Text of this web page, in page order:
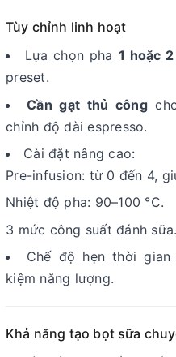
Tùy chỉnh linh hoạt
Lựa chọn pha 1 hoặc
preset.
Cần gạt thủ công
chỉnh độ dài espresso.
Cài đặt nâng cao:
Pre-infusion: từ 0 đến 4,
Nhiệt độ pha: 90–100 °C.
3 mức công suất đánh sữa.
Chế độ hẹn thời gian
kiệm năng lượng.
Khả năng tạo bọt sữa